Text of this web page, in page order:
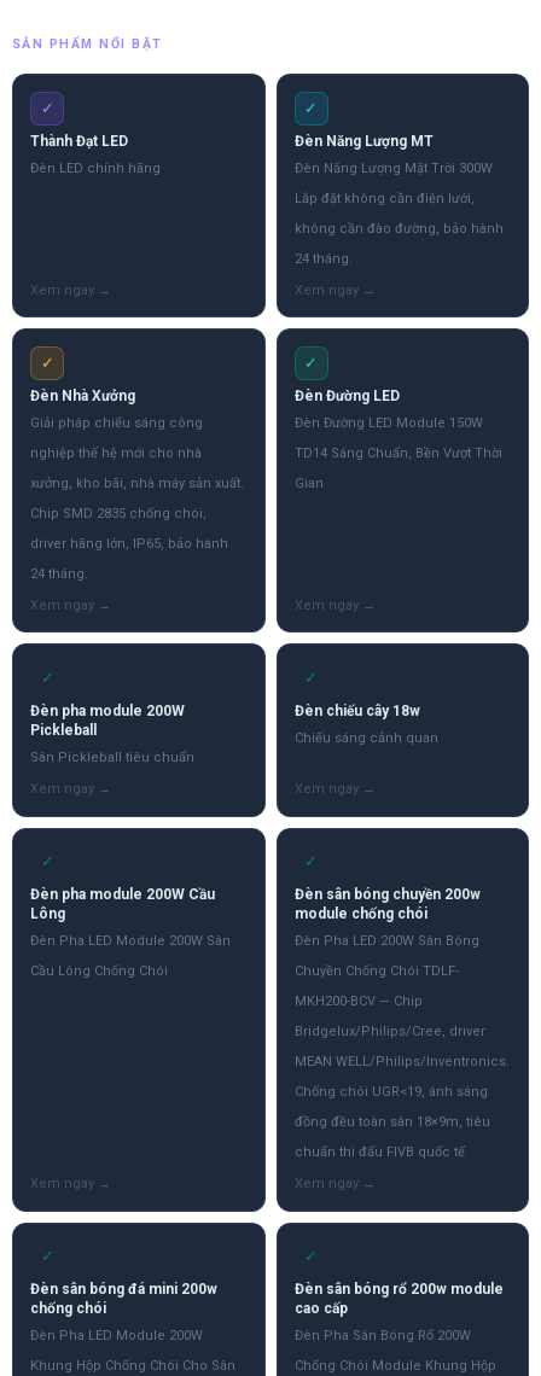
SẢN PHẨM NỔI BẬT
✓
Thành Đạt LED
Đèn LED chính hãng
✓
Đèn Năng Lượng MT
Đèn Năng Lượng Mặt Trời 300W
Lắp đặt không cần điện lưới,
không cần đào đường, bảo hành
24 tháng.
✓
Đèn Nhà Xưởng
Giải pháp chiếu sáng công
nghiệp thế hệ mới cho nhà
xưởng, kho bãi, nhà máy sản xuất.
Chip SMD 2835 chống chói,
driver hãng lớn, IP65, bảo hành
24 tháng.
✓
Đèn Đường LED
Đèn Đường LED Module 150W
TD14 Sáng Chuẩn, Bền Vượt Thời
Gian
✓
Đèn pha module 200W
Pickleball
Sân Pickleball tiêu chuẩn
✓
Đèn chiếu cây 18w
Chiếu sáng cảnh quan
✓
Đèn pha module 200W Cầu
Lông
Đèn Pha LED Module 200W Sân
Cầu Lông Chống Chói
✓
Đèn sân bóng chuyền 200w
module chống chói
Đèn Pha LED 200W Sân Bóng
Chuyền Chống Chói TDLF-
MKH200-BCV — Chip
Bridgelux/Philips/Cree, driver
MEAN WELL/Philips/Inventronics.
Chống chói UGR<19, ánh sáng
đồng đều toàn sân 18×9m, tiêu
chuẩn thi đấu FIVB quốc tế
✓
Đèn sân bóng đá mini 200w
chống chói
Đèn Pha LED Module 200W
Khung Hộp Chống Chói Cho Sân
✓
Đèn sân bóng rổ 200w module
cao cấp
Đèn Pha Sân Bóng Rổ 200W
Chống Chói Module Khung Hộp